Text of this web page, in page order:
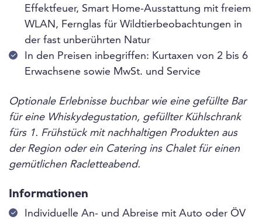
Effektfeuer, Smart Home-Ausstattung mit freiem
WLAN, Fernglas für Wildtierbeobachtungen in
der fast unberührten Natur
In den Preisen inbegriffen: Kurtaxen von 2 bis 6
Erwachsene sowie MwSt. und Service
Optionale Erlebnisse buchbar wie eine gefüllte Bar
für eine Whiskydegustation, gefüllter Kühlschrank
fürs 1. Frühstück mit nachhaltigen Produkten aus
der Region oder ein Catering ins Chalet für einen
gemütlichen Racletteabend.
Informationen
Individuelle An- und Abreise mit Auto oder ÖV